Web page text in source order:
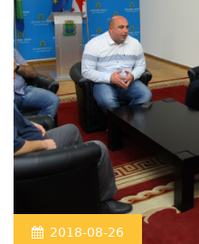
2018-08-26